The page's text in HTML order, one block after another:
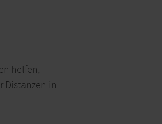
helfen,
Distanzen in